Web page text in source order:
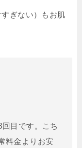
ぎない）もお肌
目です。こち
料金よりお安